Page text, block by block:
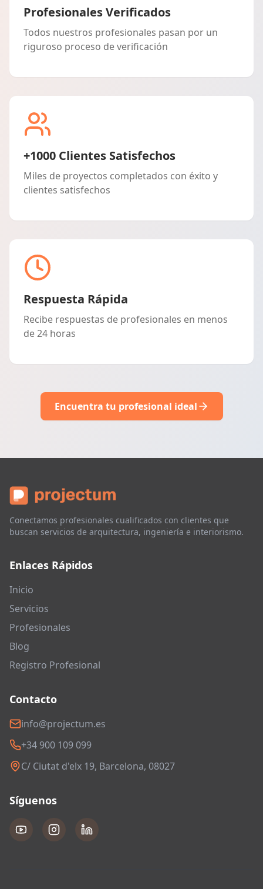
Profesionales Verificados
Todos nuestros profesionales pasan por un
riguroso proceso de verificación
+1000 Clientes Satisfechos
Miles de proyectos completados con éxito y
clientes satisfechos
Respuesta Rápida
Recibe respuestas de profesionales en menos
de 24 horas
Encuentra tu profesional ideal
Conectamos profesionales cualificados con clientes que
buscan servicios de arquitectura, ingeniería e interiorismo.
Enlaces Rápidos
Inicio
Servicios
Profesionales
Blog
Registro Profesional
Contacto
info@projectum.es
+34 900 109 099
C/ Ciutat d'elx 19, Barcelona, 08027
Síguenos